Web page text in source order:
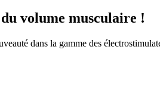
volume musculaire !
dans la gamme des